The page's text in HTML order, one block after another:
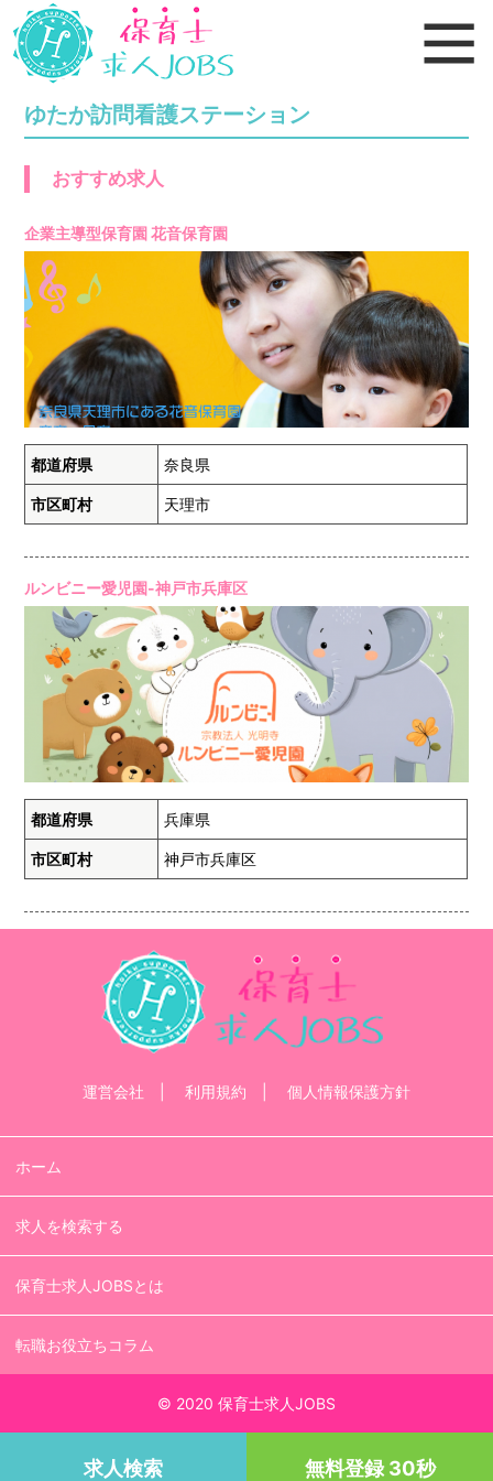
ゆたか訪問看護ステーション
おすすめ求人
企業主導型保育園 花音保育園
都道府県 奈良県
市区町村 天理市
ルンビニー愛児園-神戸市兵庫区
都道府県 兵庫県
市区町村 神戸市兵庫区
運営会社 利用規約 個人情報保護方針
ホーム
求人を検索する
保育士求人JOBSとは
転職お役立ちコラム
© 2020 保育士求人JOBS
求人検索 無料登録 30秒